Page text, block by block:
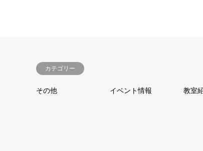
カテゴリー
その他 イベント情報 教室